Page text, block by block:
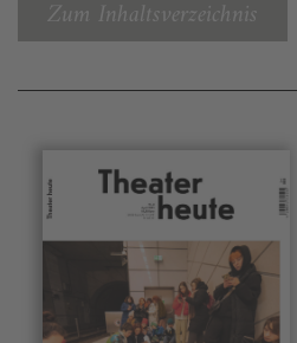
Zum Inhaltsverzeichnis